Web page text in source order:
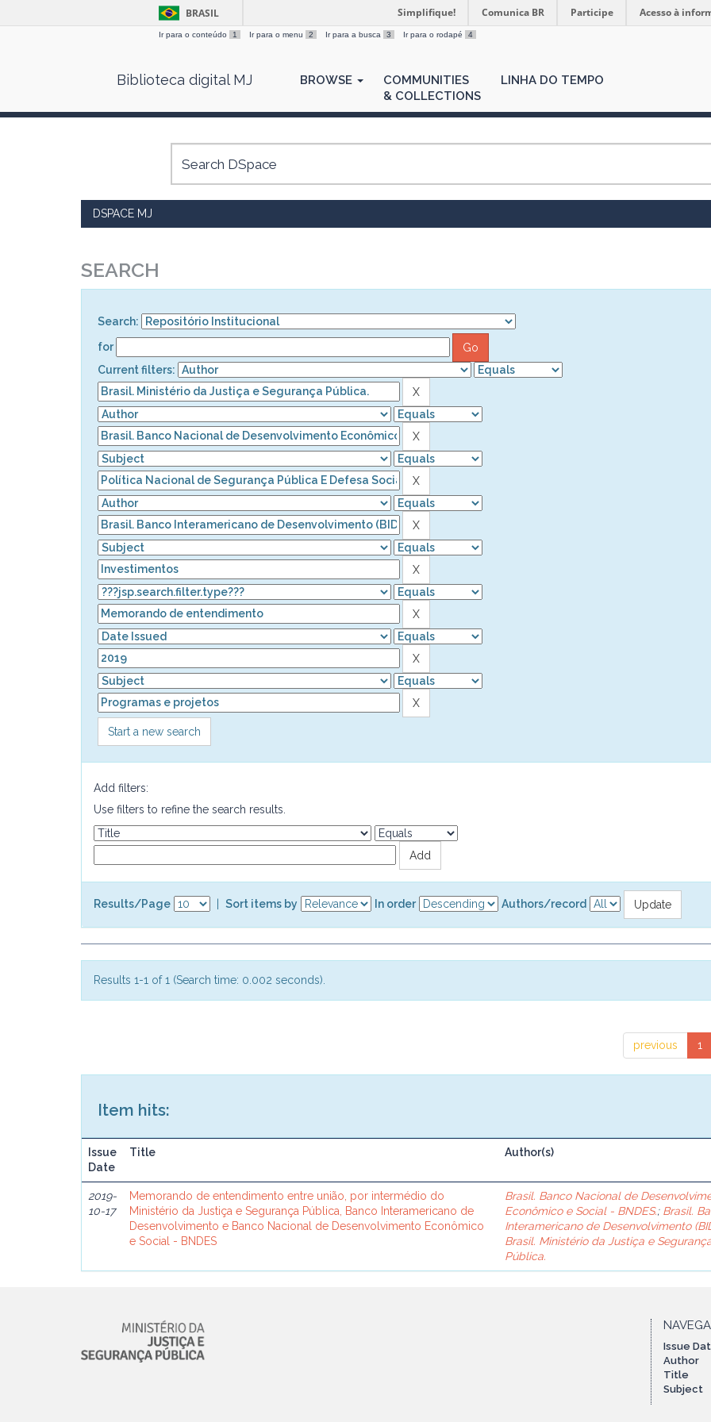
BRASIL Simplifique! Comunica BR Participe Acesso à
Ir para o conteúdo 1 Ir para o menu 2 Ir para a busca 3 Ir para o rodapé 4
Biblioteca digital MJ BROWSE
COMMUNITIES
& COLLECTIONS
LINHA DO TEMPO
DSPACE MJ
SEARCH
Search:
for
Current filters:
Start a new search
Add filters:
Use filters to refine the search results.
Results/Page Sort items by In order Authors/record
Results 1-1 of 1 (Search time: 0.002 seconds).
previous 1
Item hits:
Issue
Date
Title Author(s)
2019-
10-17
Memorando de entendimento entre união, por intermédio do
Ministério da Justiça e Segurança Pública, Banco Interamericano de
Desenvolvimento e Banco Nacional de Desenvolvimento Econômico
e Social - BNDES
Brasil. Banco Nacional de
Econômico e Social - BNDES.; Brasil.
Interamericano de Desenvolvimento
Brasil. Ministério da Justiça e
Pública.
Issue
Author
Title
Subject